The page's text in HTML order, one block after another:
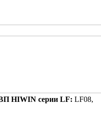
HIWIN серии LF: LF08,